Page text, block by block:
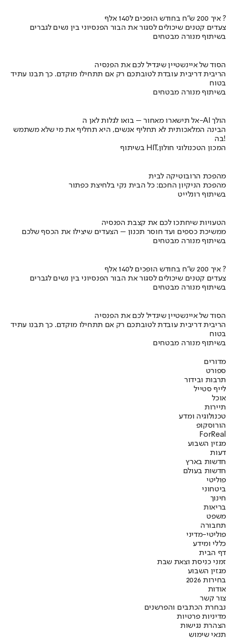
איך 200 ש"ח בחודש הופכים ל140 אלף ?
צעדים קטנים שיכולים לסגור את הבור הפנסיוני בין נשים לגברים
בשיתוף מנורה מבטחים
הסוד של איינשטיין שיגדיל לכם את הפנסיה
הריבית דריבית עובדת לטובתכם רק אם תתחילו מוקדם. כך תבנו עתיד
בטוח
בשיתוף מנורה מבטחים
אל תישארו מאחור – בואו לגלות לאן ה-AI הולך
הבינה המלאכותית לא תחליף אנשים, היא תחליף את מי שלא משתמש
בה!
בשיתוף HIT,המכון הטכנולוגי חולון
מהפכת הרובוטיקה לבית
מהפכת הניקיון החכם: כל הבית נקי בלחיצת כפתור
בשיתוף רונלייט
הטעויות שיחתכו לכם את קצבת הפנסיה
ממשיכת כספים ועד חוסר תכנון – הצעדים שיצילו את הכסף שלכם
בשיתוף מנורה מבטחים
איך 200 ש"ח בחודש הופכים ל140 אלף ?
צעדים קטנים שיכולים לסגור את הבור הפנסיוני בין נשים לגברים
בשיתוף מנורה מבטחים
הסוד של איינשטיין שיגדיל לכם את הפנסיה
הריבית דריבית עובדת לטובתכם רק אם תתחילו מוקדם. כך תבנו עתיד
בטוח
בשיתוף מנורה מבטחים
מדורים
ספורט
תרבות ובידור
לייף סטייל
אוכל
תיירות
טכנולוגיה ומדע
הורוסקופ
ForReal
מגזין השבוע
דעות
חדשות בארץ
חדשות בעולם
פוליטי
ביטחוני
חינוך
בריאות
משפט
תחבורה
פוליטי-מדיני
כללי ומידע
דף הבית
זמני כניסת וצאת שבת
מגזין השבוע
בחירות 2026
אודות
צור קשר
נבחרת הכתבים והפרשנים
מדיניות פרטיות
הצהרת נגישות
תנאי שימוש